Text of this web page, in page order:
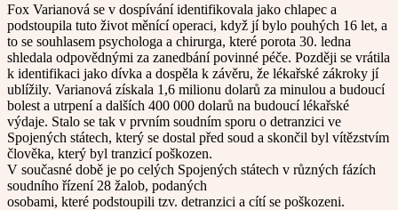
Fox Varianová se v dospívání identifikovala jako chlapec a
podstoupila tuto život měnící operaci, když jí bylo pouhých 16 let, a
to se souhlasem psychologa a chirurga, které porota 30. ledna
shledala odpovědnými za zanedbání povinné péče. Později se vrátila
k identifikaci jako dívka a dospěla k závěru, že lékařské zákroky jí
ublížily. Varianová získala 1,6 milionu dolarů za minulou a budoucí
bolest a utrpení a dalších 400 000 dolarů na budoucí lékařské
výdaje. Stalo se tak v prvním soudním sporu o detranzici ve
Spojených státech, který se dostal před soud a skončil byl vítězstvím
člověka, který byl tranzicí poškozen.
V současné době je po celých Spojených státech v různých fázích
soudního řízení 28 žalob, podaných
osobami, které podstoupili tzv. detranzici a cítí se poškozeni.